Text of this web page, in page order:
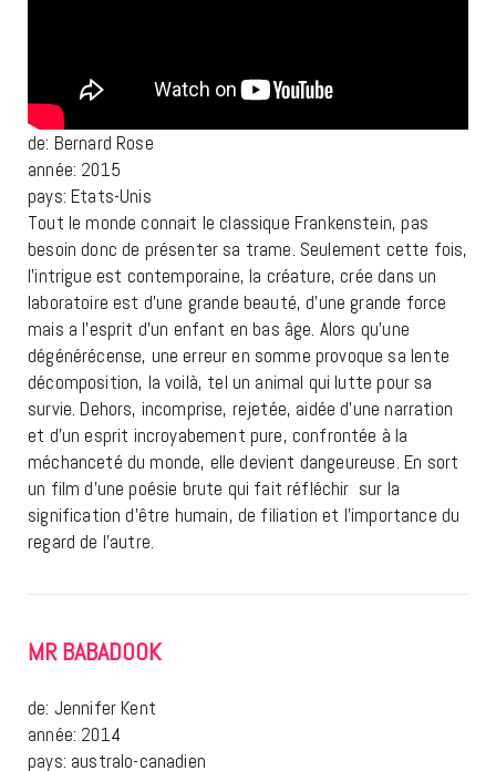
de: Bernard Rose
année: 2015
pays: Etats-Unis
Tout le monde connait le classique Frankenstein, pas
besoin donc de présenter sa trame. Seulement cette fois,
l’intrigue est contemporaine, la créature, crée dans un
laboratoire est d’une grande beauté, d’une grande force
mais a l’esprit d’un enfant en bas âge. Alors qu’une
dégénérécense, une erreur en somme provoque sa lente
décomposition, la voilà, tel un animal qui lutte pour sa
survie. Dehors, incomprise, rejetée, aidée d’une narration
et d’un esprit incroyabement pure, confrontée à la
méchanceté du monde, elle devient dangeureuse. En sort
un film d’une poésie brute qui fait réfléchir sur la
signification d’être humain, de filiation et l’importance du
regard de l’autre.
MR BABADOOK
de: Jennifer Kent
année: 2014
pays: australo-canadien